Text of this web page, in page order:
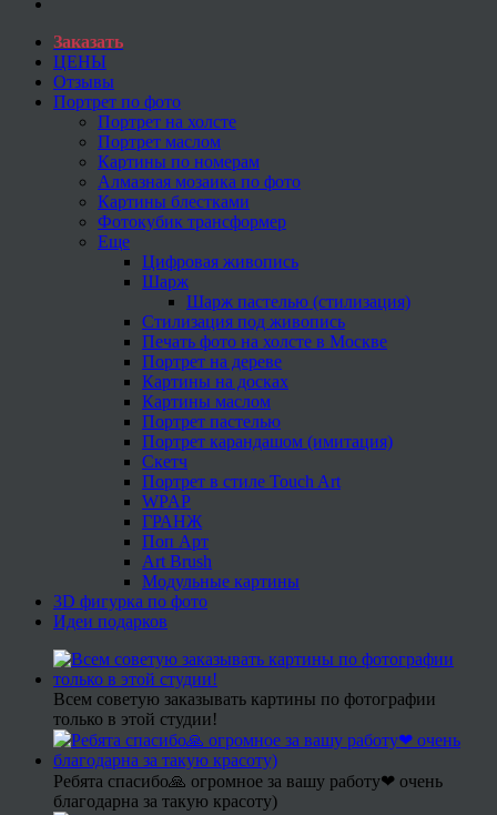
Заказать
ЦЕНЫ
Отзывы
Портрет по фото
Портрет на холсте
Портрет маслом
Картины по номерам
Алмазная мозаика по фото
Картины блестками
Фотокубик трансформер
Еще
Цифровая живопись
Шарж
Шарж пастелью (стилизация)
Стилизация под живопись
Печать фото на холсте в Москве
Портрет на дереве
Картины на досках
Картины маслом
Портрет пастелью
Портрет карандашом (имитация)
Скетч
Портрет в стиле Touch Art
WPAP
ГРАНЖ
Поп Арт
Art Brush
Модульные картины
3D фигурка по фото
Идеи подарков
Всем советую заказывать картины по фотографии
только в этой студии!
Ребята спасибо🙏 огромное за вашу работу❤ очень
благодарна за такую красоту)